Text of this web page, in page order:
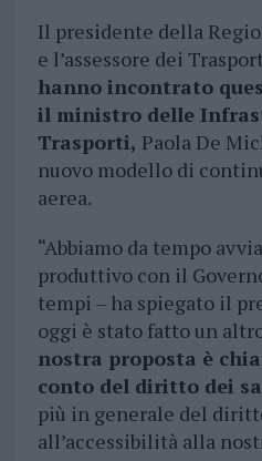
Il presidente della
e l’assessore dei
hanno incontrato
il ministro delle
Trasporti, Paola De
nuovo modello di
aerea.
“Abbiamo da tempo
produttivo con il
tempi – ha spiegato il
oggi è stato fatto un
nostra proposta è
conto del diritto dei
più in generale del
all’accessibilità alla